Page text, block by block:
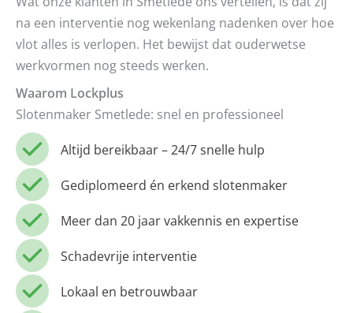
na een interventie nog wekenlang nadenken over hoe
vlot alles is verlopen. Het bewijst dat ouderwetse
werkvormen nog steeds werken.
Waarom Lockplus
Slotenmaker Smetlede: snel en professioneel
Altijd bereikbaar – 24/7 snelle hulp
Gediplomeerd én erkend slotenmaker
Meer dan 20 jaar vakkennis en expertise
Schadevrije interventie
Lokaal en betrouwbaar